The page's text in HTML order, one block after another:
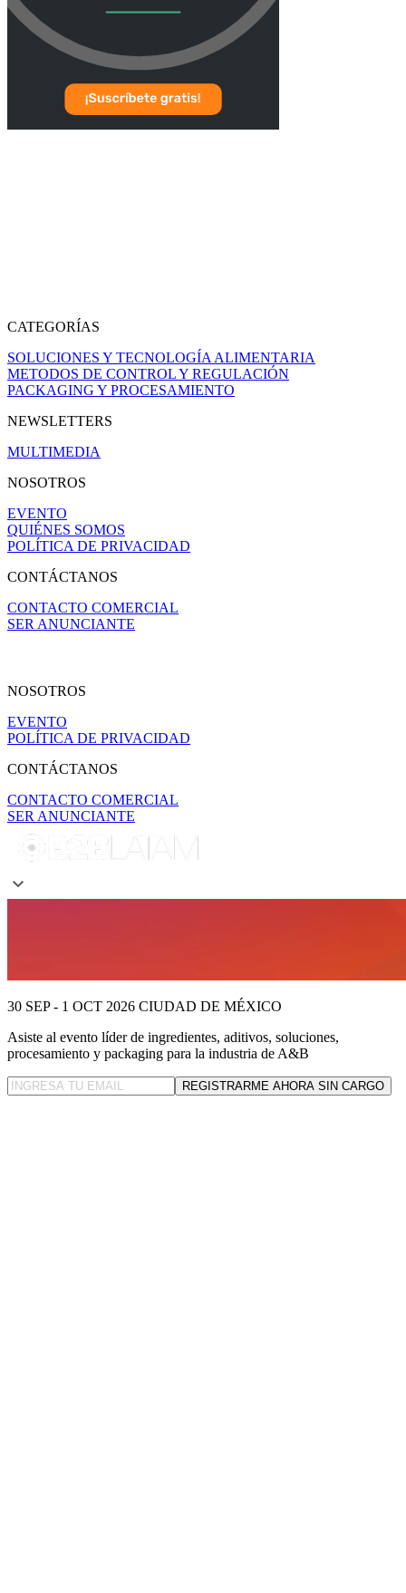
CATEGORÍAS
SOLUCIONES Y TECNOLOGÍA ALIMENTARIA
METODOS DE CONTROL Y REGULACIÓN
PACKAGING Y PROCESAMIENTO
NEWSLETTERS
MULTIMEDIA
NOSOTROS
EVENTO
QUIÉNES SOMOS
POLÍTICA DE PRIVACIDAD
CONTÁCTANOS
CONTACTO COMERCIAL
SER ANUNCIANTE
NOSOTROS
EVENTO
POLÍTICA DE PRIVACIDAD
CONTÁCTANOS
CONTACTO COMERCIAL
SER ANUNCIANTE
30 SEP - 1 OCT 2026 CIUDAD DE MÉXICO
Asiste al evento líderde ingredientes, aditivos, soluciones,
procesamiento y packaging para la industria de A&B
REGISTRARME AHORA SIN CARGO